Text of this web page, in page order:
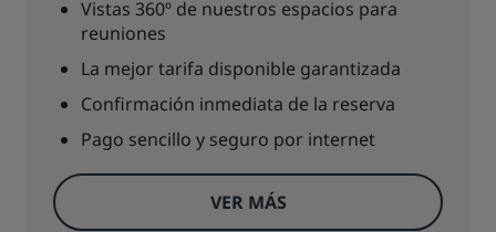
Vistas 360º de nuestros espacios para
reuniones
La mejor tarifa disponible garantizada
Confirmación inmediata de la reserva
Pago sencillo y seguro por internet
VER MÁS